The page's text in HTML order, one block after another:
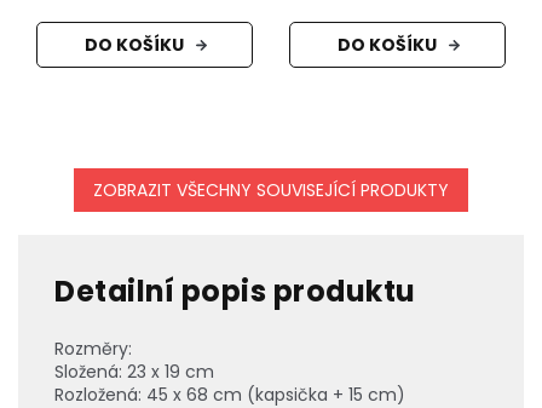
DO KOŠÍKU DO KOŠÍKU
ZOBRAZIT VŠECHNY SOUVISEJÍCÍ PRODUKTY
Detailní popis produktu
Rozměry:
Složená: 23 x 19 cm
Rozložená: 45 x 68 cm (kapsička + 15 cm)